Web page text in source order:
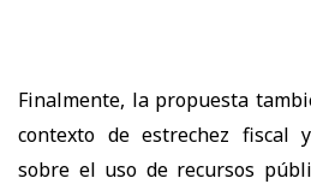
Finalmente, la propuesta
contexto de estrechez fiscal
sobre el uso de recursos